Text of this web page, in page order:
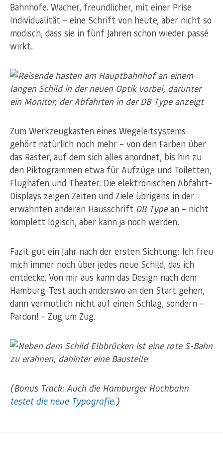
Bahnhöfe. Wacher, freundlicher, mit einer Prise
Individualität – eine Schrift von heute, aber nicht so
modisch, dass sie in fünf Jahren schon wieder passé
wirkt.
Zum Werkzeugkasten eines Wegeleitsystems
gehört natürlich noch mehr – von den Farben über
das Raster, auf dem sich alles anordnet, bis hin zu
den Piktogrammen etwa für Aufzüge und Toiletten,
Flughäfen und Theater. Die elektronischen Abfahrt-
Displays zeigen Zeiten und Ziele übrigens in der
erwähnten anderen Hausschrift DB Typean – nicht
komplett logisch, aber kann ja noch werden.
Fazit gut ein Jahr nach der ersten Sichtung: Ich freu
mich immer noch über jedes neue Schild, das ich
entdecke. Von mir aus kann das Design nach dem
Hamburg-Test auch anderswo an den Start gehen,
dann vermutlich nicht auf einen Schlag, sondern –
Pardon! – Zug um Zug.
(Bonus Track: Auch die Hamburger Hochbahn
testet die neue Typografie.)